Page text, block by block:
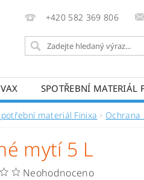
+420 582 369 806
SPOTŘEBNÍ MATERIÁL
materiál Finixa
mytí 5 L
Neohodnoceno